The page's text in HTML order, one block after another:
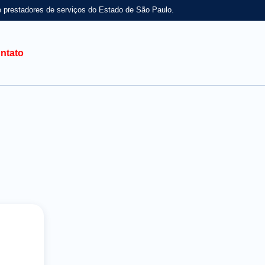
prestadores de serviços do Estado de São Paulo.